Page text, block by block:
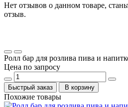
Нет отзывов о данном товаре,
отзыв.
Ролл бар для розлива пива и
Цена по запросу
Быстрый заказ В корзину
Похожие товары